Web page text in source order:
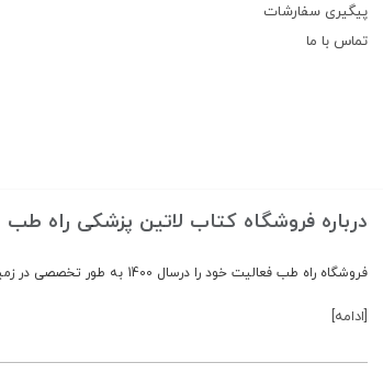
پیگیری سفارشات
تماس با ما
درباره فروشگاه کتاب لاتین پزشکی راه طب
فروشگاه راه طب فعالیت خود را درسال 1400 به طور تخصصی در زمینه فروش کتاب لاتین پزشکی شروع کرد.
[ادامه]